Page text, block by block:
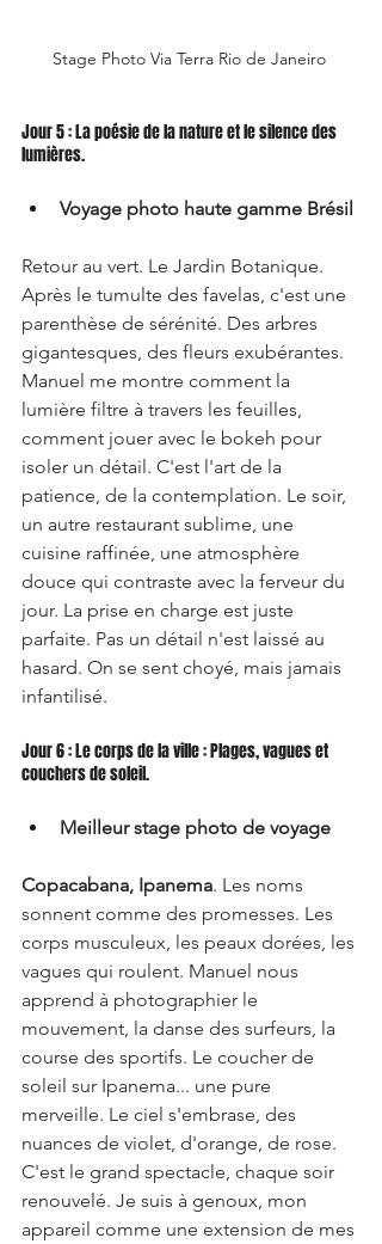
Stage Photo Via Terra Rio de Janeiro
Jour 5 : La poésie de la nature et le silence des
lumières.
Voyage photo haute gamme Brésil
Retour au vert. Le Jardin Botanique.
Après le tumulte des favelas, c'est une
parenthèse de sérénité. Des arbres
gigantesques, des fleurs exubérantes.
Manuel me montre comment la
lumière filtre à travers les feuilles,
comment jouer avec le bokeh pour
isoler un détail. C'est l'art de la
patience, de la contemplation. Le soir,
un autre restaurant sublime, une
cuisine raffinée, une atmosphère
douce qui contraste avec la ferveur du
jour. La prise en charge est juste
parfaite. Pas un détail n'est laissé au
hasard. On se sent choyé, mais jamais
infantilisé.
Jour 6 : Le corps de la ville : Plages, vagues et
couchers de soleil.
Meilleur stage photo de voyage
Copacabana, Ipanema. Les noms
sonnent comme des promesses. Les
corps musculeux, les peaux dorées, les
vagues qui roulent. Manuel nous
apprend à photographier le
mouvement, la danse des surfeurs, la
course des sportifs. Le coucher de
soleil sur Ipanema... une pure
merveille. Le ciel s'embrase, des
nuances de violet, d'orange, de rose.
C'est le grand spectacle, chaque soir
renouvelé. Je suis à genoux, mon
appareil comme une extension de mes